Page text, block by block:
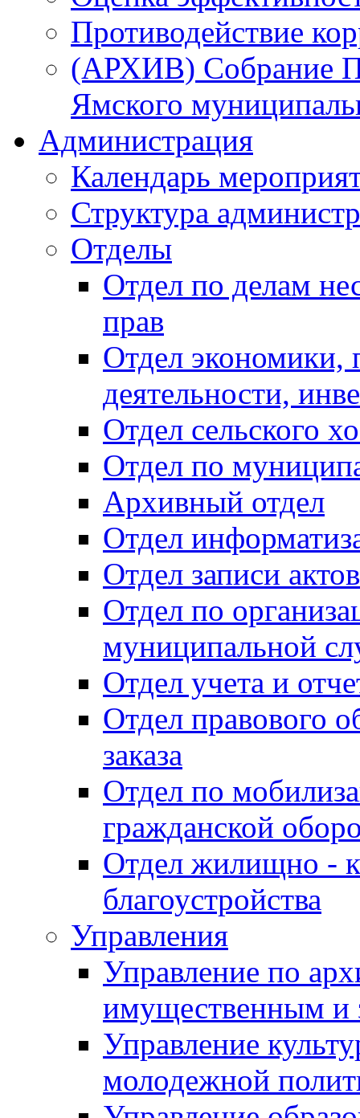
Противодействие
(АРХИВ) Собрание
Ямского
Администрация
Календарь
Структура
Отделы
Отдел по делам
прав
Отдел экономики,
деятельности,
Отдел сельского
Отдел по
Архивный отдел
Отдел
Отдел записи
Отдел по
муниципальной
Отдел учета и
Отдел правового
заказа
Отдел по
гражданской
Отдел жилищно -
благоустройства
Управления
Управление по
имущественным и
Управление
молодежной